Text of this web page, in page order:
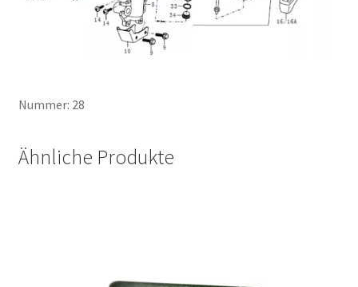
Nummer: 28
Ähnliche Produkte